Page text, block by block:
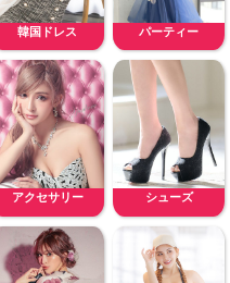
韓国ドレス パーティー
アクセサリー シューズ